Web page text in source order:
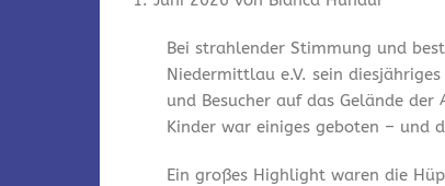
Bei strahlender Stimmung und
Niedermittlau e.V. sein
und Besucher auf das Gelände
Kinder war einiges geboten – und
Ein großes Highlight waren die